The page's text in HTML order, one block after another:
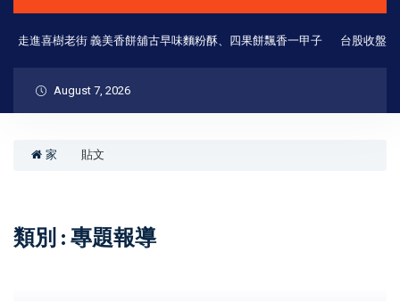
走進喜樹老街 義美香餅舖古早味麵粉酥、四果餅飄香一甲子 台股收盤
August 7, 2026
家 貼文
類別 : 專題報導